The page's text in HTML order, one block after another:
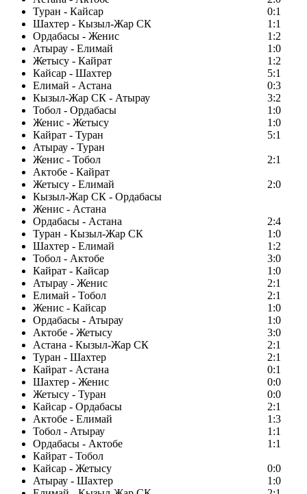
Туран - Кайсар
0:1
Шахтер - Кызыл-Жар СК
1:1
Ордабасы - Женис
1:2
Атырау - Елимай
1:0
Жетысу - Кайрат
1:2
Кайсар - Шахтер
5:1
Елимай - Астана
0:3
Кызыл-Жар СК - Атырау
3:2
Тобол - Ордабасы
1:0
Женис - Жетысу
1:0
Кайрат - Туран
5:1
Атырау - Туран
Женис - Тобол
2:1
Актобе - Кайрат
Жетысу - Елимай
2:0
Кызыл-Жар СК - Ордабасы
Женис - Астана
Ордабасы - Астана
2:4
Туран - Кызыл-Жар СК
1:0
Шахтер - Елимай
1:2
Тобол - Актобе
3:0
Кайрат - Кайсар
1:0
Атырау - Женис
2:1
Елимай - Тобол
2:1
Женис - Кайсар
1:0
Ордабасы - Атырау
1:0
Актобе - Жетысу
3:0
Астана - Кызыл-Жар СК
2:1
Туран - Шахтер
2:1
Кайрат - Астана
0:1
Шахтер - Женис
0:0
Жетысу - Туран
0:0
Кайсар - Ордабасы
2:1
Актобе - Елимай
1:3
Тобол - Атырау
1:1
Ордабасы - Актобе
1:1
Кайрат - Тобол
Кайсар - Жетысу
0:0
Атырау - Шахтер
1:0